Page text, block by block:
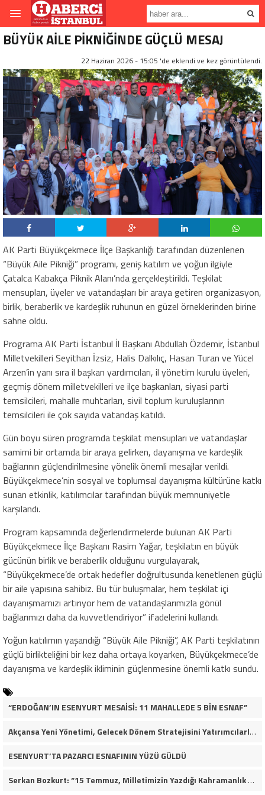
BÜYÜK AİLE PİKNİĞİNDE GÜÇLÜ MESAJ
22 Haziran 2026 - 15:05 'de eklendi ve kez görüntülendi.
AK Parti Büyükçekmece İlçe Başkanlığı tarafından düzenlenen
“Büyük Aile Pikniği” programı, geniş katılım ve yoğun ilgiyle
Çatalca Kabakça Piknik Alanı’nda gerçekleştirildi. Teşkilat
mensupları, üyeler ve vatandaşları bir araya getiren organizasyon,
birlik, beraberlik ve kardeşlik ruhunun en güzel örneklerinden birine
sahne oldu.
Programa AK Parti İstanbul İl Başkanı Abdullah Özdemir, İstanbul
Milletvekilleri Seyithan İzsiz, Halis Dalkılıç, Hasan Turan ve Yücel
Arzen’in yanı sıra il başkan yardımcıları, il yönetim kurulu üyeleri,
geçmiş dönem milletvekilleri ve ilçe başkanları, siyasi parti
temsilcileri, mahalle muhtarları, sivil toplum kuruluşlarının
temsilcileri ile çok sayıda vatandaş katıldı.
Gün boyu süren programda teşkilat mensupları ve vatandaşlar
samimi bir ortamda bir araya gelirken, dayanışma ve kardeşlik
bağlarının güçlendirilmesine yönelik önemli mesajlar verildi.
Büyükçekmece’nin sosyal ve toplumsal dayanışma kültürüne katkı
sunan etkinlik, katılımcılar tarafından büyük memnuniyetle
karşılandı.
Program kapsamında değerlendirmelerde bulunan AK Parti
Büyükçekmece İlçe Başkanı Rasim Yağar, teşkilatın en büyük
gücünün birlik ve beraberlik olduğunu vurgulayarak,
“Büyükçekmece’de ortak hedefler doğrultusunda kenetlenen güçlü
bir aile yapısına sahibiz. Bu tür buluşmalar, hem teşkilat içi
dayanışmamızı artırıyor hem de vatandaşlarımızla gönül
bağlarımızı daha da kuvvetlendiriyor” ifadelerini kullandı.
Yoğun katılımın yaşandığı “Büyük Aile Pikniği”, AK Parti teşkilatının
güçlü birlikteliğini bir kez daha ortaya koyarken, Büyükçekmece’de
dayanışma ve kardeşlik ikliminin güçlenmesine önemli katkı sundu.
“ERDOĞAN’IN ESENYURT MESAİSİ: 11 MAHALLEDE 5 BİN ESNAF”
Akçansa Yeni Yönetimi, Gelecek Dönem Stratejisini Yatırımcılarla Paylaştı
ESENYURT’TA PAZARCI ESNAFININ YÜZÜ GÜLDÜ
Serkan Bozkurt: “15 Temmuz, Milletimizin Yazdığı Kahramanlık Destanıdır”